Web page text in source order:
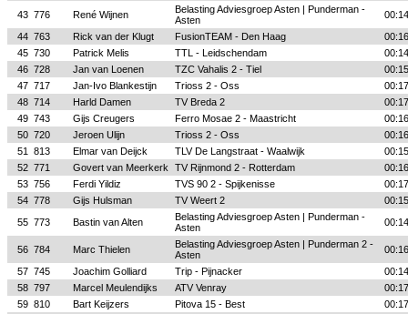
43 776 René Wijnen
Belasting Adviesgroep Asten | Punderman -
Asten
44 763 Rick van der Klugt FusionTEAM - Den Haag
45 730 Patrick Melis TTL - Leidschendam
46 728 Jan van Loenen TZC Vahalis 2 - Tiel
47 717 Jan-Ivo Blankestijn Trioss 2 - Oss
48 714 Harld Damen TV Breda 2
49 743 Gijs Creugers Ferro Mosae 2 - Maastricht
50 720 Jeroen Ulijn Trioss 2 - Oss
51
813 Elmar van Deijck TLV De Langstraat - Waalwijk
52 771 Govert van Meerkerk TV Rijnmond 2 - Rotterdam
53 756 Ferdi Yildiz TVS 90 2 - Spijkenisse
54 778 Gijs Hulsman TV Weert 2
55 773 Bastin van Alten
Belasting Adviesgroep Asten | Punderman -
Asten
56 784 Marc Thielen
Belasting Adviesgroep Asten | Punderman 2 -
Asten
57 745 Joachim Golliard Trip - Pijnacker
58 797 Marcel Meulendijks ATV Venray
59 810 Bart Keijzers Pitova 15 - Best